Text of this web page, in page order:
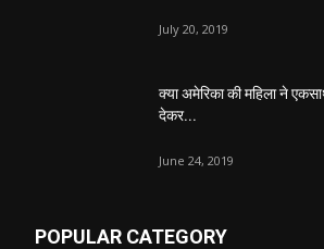
July 20, 2019
क्या अमेरिका की महिला ने
देकर...
June 24, 2019
POPULAR CATEGORY